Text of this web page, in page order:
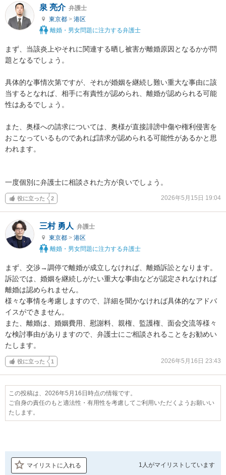
泉 亮介 弁護士
東京都 > 港区
離婚・男女問題に注力する弁護士
まず、当該炎上やそれに関連する晒し被害が離婚原因となるかが問
題となるでしょう。
具体的な事情次第ですが、それが婚姻を継続し難い重大な事由に該
当するとなれば、相手に有責性が認められ、離婚が認められる可能
性はあるでしょう。
また、奥様への請求については、奥様が直接誹謗中傷や権利侵害を
おこなっているものであれば請求が認められる可能性があるかと思
われます。
一度個別に弁護士に相談された方が良いでしょう。
役に立った 2 2026年5月15日 19:04
三村 勇人 弁護士
東京都 > 港区
離婚・男女問題に注力する弁護士
まず、交渉→調停で離婚が成立しなければ、離婚訴訟となります。
訴訟では、婚姻を継続しがたい重大な事由などが認定されなければ
離婚は認められません。
様々な事情を考慮しますので、詳細を聞かなければ具体的なアドバ
イスができません。
また、離婚は、婚姻費用、慰謝料、親権、監護権、面会交流等様々
な検討事由がありますので、弁護士にご相談されることをお勧めい
たします。
役に立った 1 2026年5月16日 23:43
この投稿は、2026年5月16日時点の情報です。
ご自身の責任のもと適法性・有用性を考慮してご利用いただくようお願いい
たします。
マイリストに入れる 1人がマイリストしています